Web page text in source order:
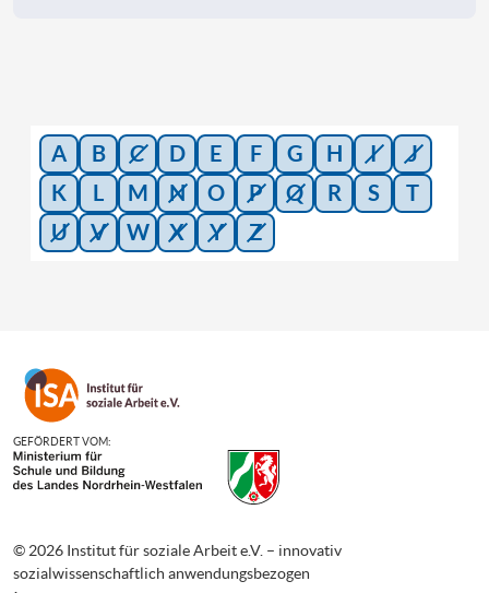
Holzweg
46487 Wesel
FGZ-Leitung
Schulleitung
Imke Hagemann
Kerstin Quik
A B C D E F G H I
J
K
L M N O P Q R S
T
U
V W X Y Z
GEFÖRDERT VOM:
© 2026 Institut für soziale Arbeit e.V. – innovativ
sozialwissenschaftlich anwendungsbezogen